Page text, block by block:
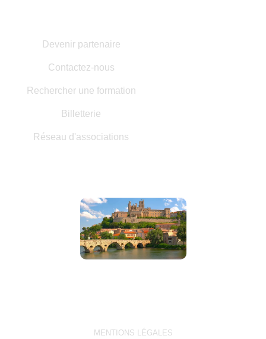
Devenir partenaire
Contactez-nous
Rechercher une formation
Billetterie
Réseau d'associations
MENTIONS LÉGALES